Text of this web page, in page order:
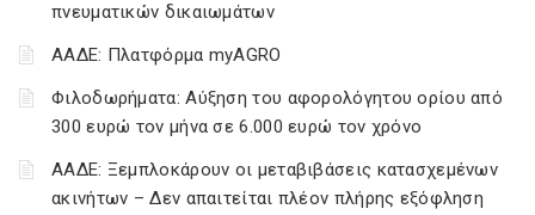
πνευματικών δικαιωμάτων
ΑΑΔΕ: Πλατφόρμα myAGRO
Φιλοδωρήματα: Αύξηση του αφορολόγητου ορίου από
300 ευρώ τον μήνα σε 6.000 ευρώ τον χρόνο
ΑΑΔΕ: Ξεμπλοκάρουν οι μεταβιβάσεις κατασχεμένων
ακινήτων – Δεν απαιτείται πλέον πλήρης εξόφληση